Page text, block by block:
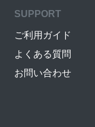
SUPPORT
ご利用ガイド
よくある質問
お問い合わせ